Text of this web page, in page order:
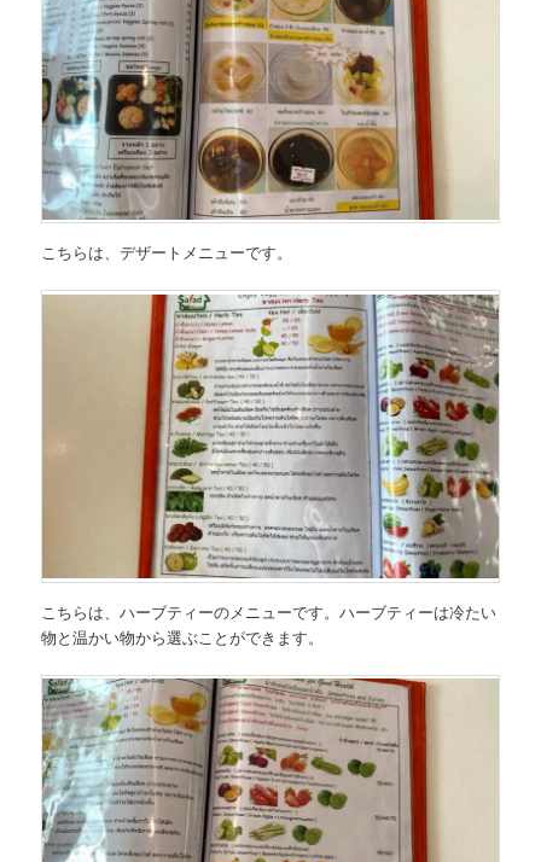
こちらは、デザートメニューです。
こちらは、ハーブティーのメニューです。ハーブティーは冷たい
物と温かい物から選ぶことができます。